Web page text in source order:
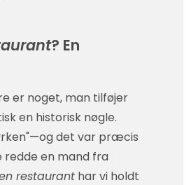
? En
er noget, man tilføjer
en historisk nøgle.
det var præcis
redde en mand fra
restaurant har vi holdt